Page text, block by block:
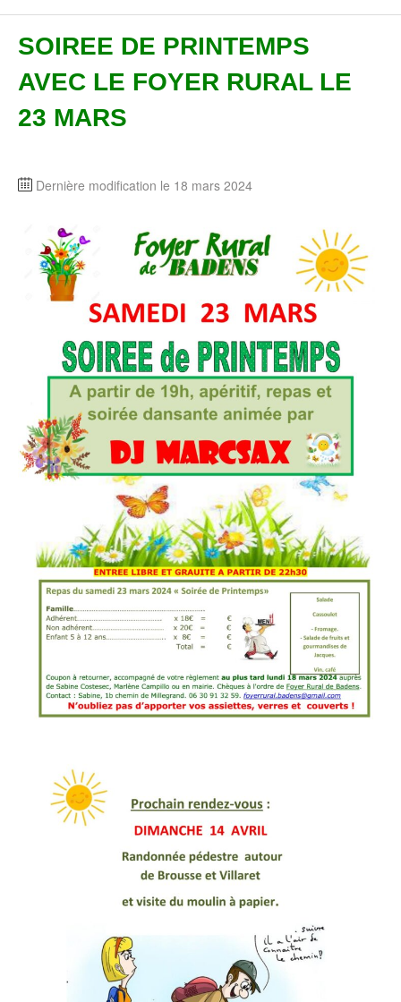
SOIREE DE PRINTEMPS
AVEC LE FOYER RURAL LE
23 MARS
Dernière modification le 18 mars 2024